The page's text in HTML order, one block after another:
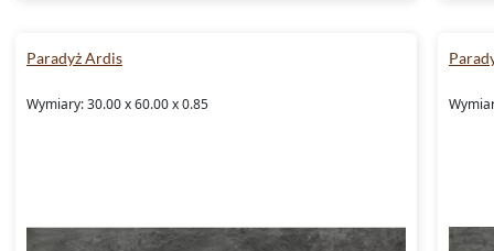
Paradyż Ardis
Wymiary: 30.00 x 60.00 x 0.85